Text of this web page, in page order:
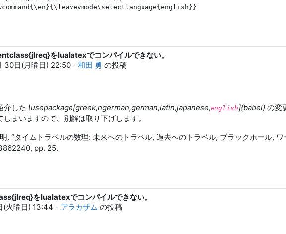
信
をlualatexでコンパイルできない。
30日(月曜日) 22:50- 和田 勇 の投稿
介した \usepackage[greek,ngerman,german,latin,japanese,english]{babel}の変
しまいますので、別解は取り下げします。
. “タイムトラベルの数理: 未来へのトラベル, 過去へのトラベル, ブラックホール,
pp. 25.
をlualatexでコンパイルできない。
(火曜日) 13:44 - アラカザム の投稿